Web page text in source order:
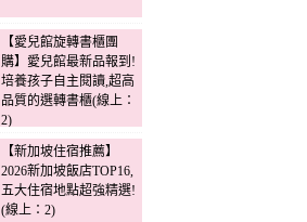
【愛兒館旋轉書櫃團
購】愛兒館最新品報到!
培養孩子自主閱讀,超高
品質的選轉書櫃(線上：
2)
【新加坡住宿推薦】
2026新加坡飯店TOP16,
五大住宿地點超強精選!
(線上：2)